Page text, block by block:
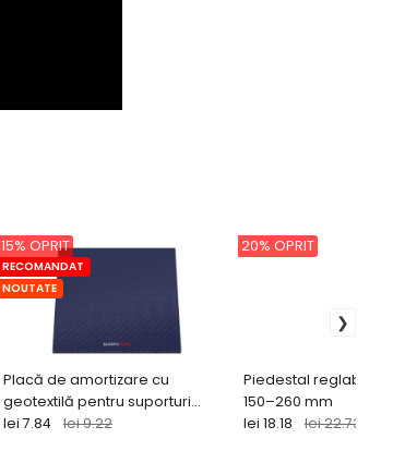
Placă de amortizare cu
geotextilă pentru suporturi
reglabile 200×200×8 mm
RECOMANDAT
NOUTATE
15% OPRIT
lei 7.84 lei 9.22
Piedestal reglabil
150–260 mm
20% OPRIT
lei 18.18 lei 22.73